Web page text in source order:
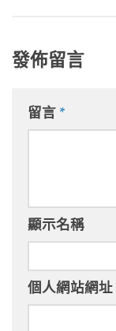
發佈留言
留言 *
顯示名稱
個人網站網址